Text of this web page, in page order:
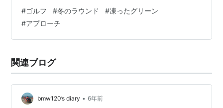
朝一番はグリーンが完全に凍りボールが弾んでしまうと
いう事が起こります。 「こんな状態では良いスコアでラ
ウンドする事は無理だろう」と私は少し諦めモードでラ
ラウンドしてくる人もいるのです。 「いったいどうやっ
ているんだ？」と思い、今回はそんな状況でも良…
#ゴルフ #冬のラウンド #凍ったグリーン
#アプローチ
関連ブログ
bmw120’s diary • 6年前